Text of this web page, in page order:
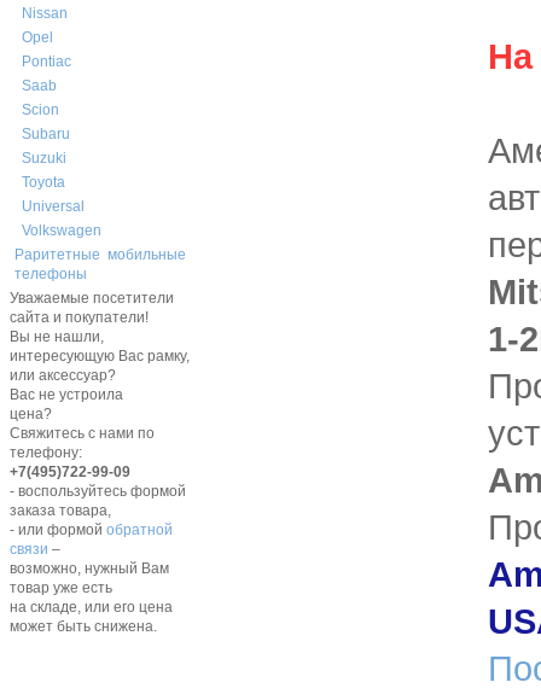
Nissan
Opel
Pontiac
Saab
Scion
Subaru
Suzuki
Toyota
Universal
Volkswagen
Раритетные мобильные
телефоны
Уважаемые посетители
сайта и покупатели!
Вы не нашли,
интересующую Вас рамку,
или аксессуар?
Вас не устроила
цена?
Свяжитесь с нами по
телефону:
+7(495)722-99-09
- воспользуйтесь формой
заказа товара,
- или формой обратной
связи –
возможно, нужный Вам
товар уже есть
на складе, или его цена
может быть снижена.
На
1-